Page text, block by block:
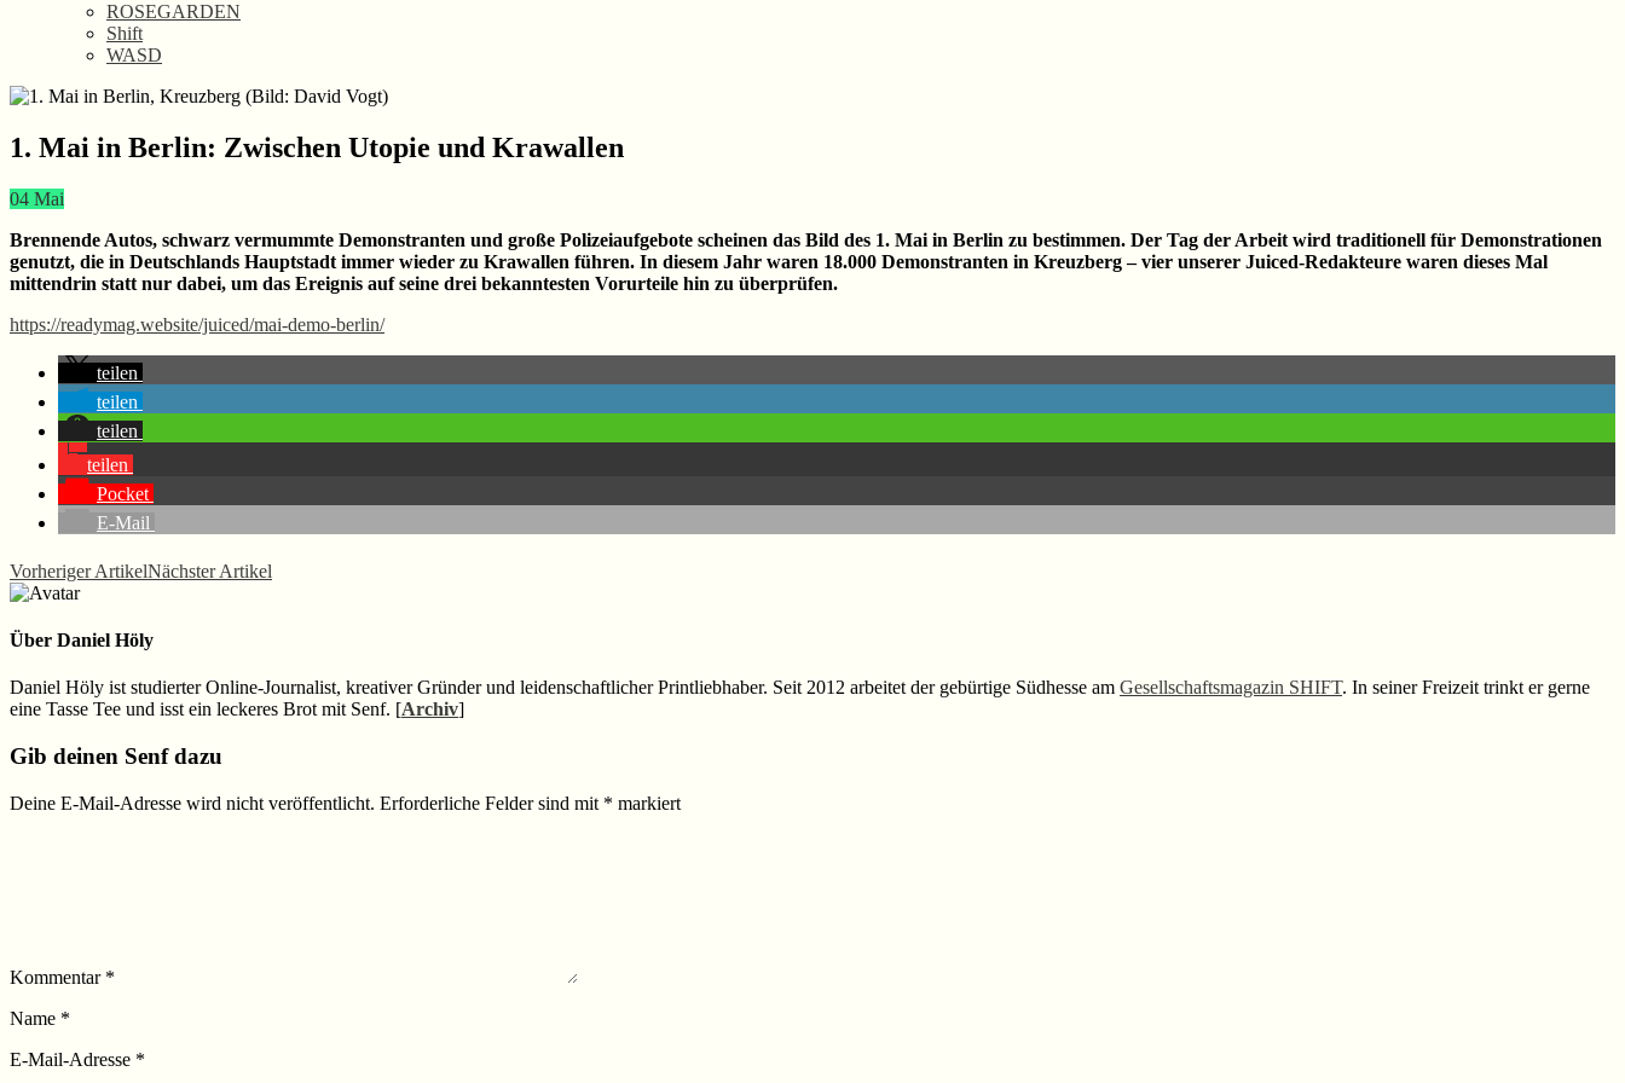
ROSEGARDEN
Shift
WASD
1. Mai in Berlin: Zwischen Utopie und Krawallen
04 Mai
Brennende Autos, schwarz vermummte Demonstranten und große Polizeiaufgebote scheinen das Bild des 1. Mai in Berlin zu bestimmen. Der Tag der Arbeit wird traditionell für Demonstrationen
genutzt, die in Deutschlands Hauptstadt immer wieder zu Krawallen führen. In diesem Jahr waren 18.000 Demonstranten in Kreuzberg – vier unserer Juiced-Redakteure waren dieses Mal
mittendrin statt nur dabei, um das Ereignis auf seine drei bekanntesten Vorurteile hin zu überprüfen.
https://readymag.website/juiced/mai-demo-berlin/
teilen
teilen
teilen
teilen
Pocket
E-Mail
Vorheriger ArtikelNächster Artikel
Über Daniel Höly
Daniel Höly ist studierter Online-Journalist, kreativer Gründer und leidenschaftlicher Printliebhaber. Seit 2012 arbeitet der gebürtige Südhesse am Gesellschaftsmagazin SHIFT. In seiner Freizeit trinkt er gerne
eine Tasse Tee und isst ein leckeres Brot mit Senf. [Archiv]
Leser-
Interaktionen
Gib deinen Senf dazu
Deine E-Mail-Adresse wird nicht veröffentlicht. Erforderliche Felder sind mit * markiert
Kommentar *
Name *
E-Mail-Adresse *